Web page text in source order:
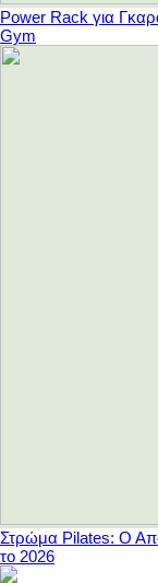
Power Rack για
Gym
Στρώμα Pilates: Ο
το 2026